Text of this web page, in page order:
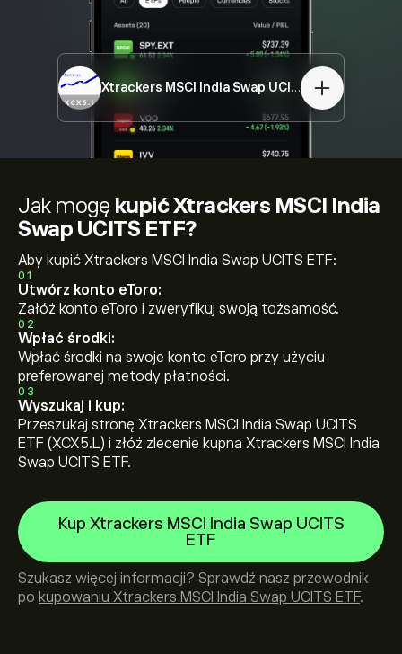
Xtrackers MSCI India Swap UCITS ETF XCX5.L
Jak mogę kupić Xtrackers MSCI India
Swap UCITS ETF?
Aby kupić Xtrackers MSCI India Swap UCITS ETF:
01
Utwórz konto eToro:
Załóż konto eToro i zweryfikuj swoją tożsamość.
02
Wpłać środki:
Wpłać środki na swoje konto eToro przy użyciu
preferowanej metody płatności.
03
Wyszukaj i kup:
Przeszukaj stronę Xtrackers MSCI India Swap UCITS
ETF (XCX5.L) i złóż zlecenie kupna Xtrackers MSCI India
Swap UCITS ETF.
Kup Xtrackers MSCI India Swap UCITS
ETF
Szukasz więcej informacji? Sprawdź nasz przewodnik
po kupowaniu Xtrackers MSCI India Swap UCITS ETF.